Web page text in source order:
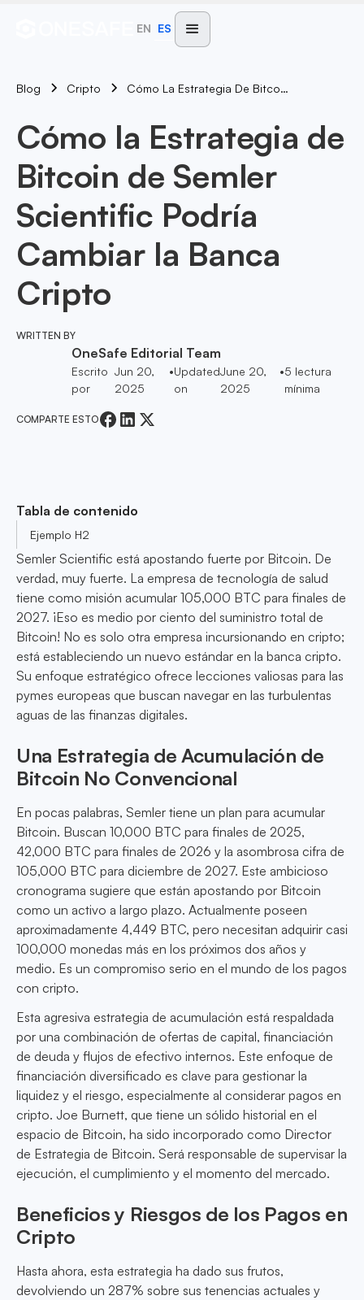
EN ES
Blog Cripto Cómo La Estrategia De Bitcoin De Semler Scientific Podría Cambiar La Banca Cripto
Cómo la Estrategia de
Bitcoin de Semler
Scientific Podría
Cambiar la Banca
Cripto
WRITTEN BY
OneSafe Editorial Team
Escrito
por
Jun 20,
2025
•Updated
on
June 20,
2025
•5 lectura
mínima
COMPARTE ESTO
Tabla de contenido
Ejemplo H2
Semler Scientific está apostando fuerte por Bitcoin. De
verdad, muy fuerte. La empresa de tecnología de salud
tiene como misión acumular 105,000 BTC para finales de
2027. ¡Eso es medio por ciento del suministro total de
Bitcoin! No es solo otra empresa incursionando en cripto;
está estableciendo un nuevo estándar en la banca cripto.
Su enfoque estratégico ofrece lecciones valiosas para las
pymes europeas que buscan navegar en las turbulentas
aguas de las finanzas digitales.
Una Estrategia de Acumulación de
Bitcoin No Convencional
En pocas palabras, Semler tiene un plan para acumular
Bitcoin. Buscan 10,000 BTC para finales de 2025,
42,000 BTC para finales de 2026 y la asombrosa cifra de
105,000 BTC para diciembre de 2027. Este ambicioso
cronograma sugiere que están apostando por Bitcoin
como un activo a largo plazo. Actualmente poseen
aproximadamente 4,449 BTC, pero necesitan adquirir casi
100,000 monedas más en los próximos dos años y
medio. Es un compromiso serio en el mundo de los pagos
con cripto.
Esta agresiva estrategia de acumulación está respaldada
por una combinación de ofertas de capital, financiación
de deuda y flujos de efectivo internos. Este enfoque de
financiación diversificado es clave para gestionar la
liquidez y el riesgo, especialmente al considerar pagos en
cripto. Joe Burnett, que tiene un sólido historial en el
espacio de Bitcoin, ha sido incorporado como Director
de Estrategia de Bitcoin. Será responsable de supervisar la
ejecución, el cumplimiento y el momento del mercado.
Beneficios y Riesgos de los Pagos en
Cripto
Hasta ahora, esta estrategia ha dado sus frutos,
devolviendo un 287% sobre sus tenencias actuales y